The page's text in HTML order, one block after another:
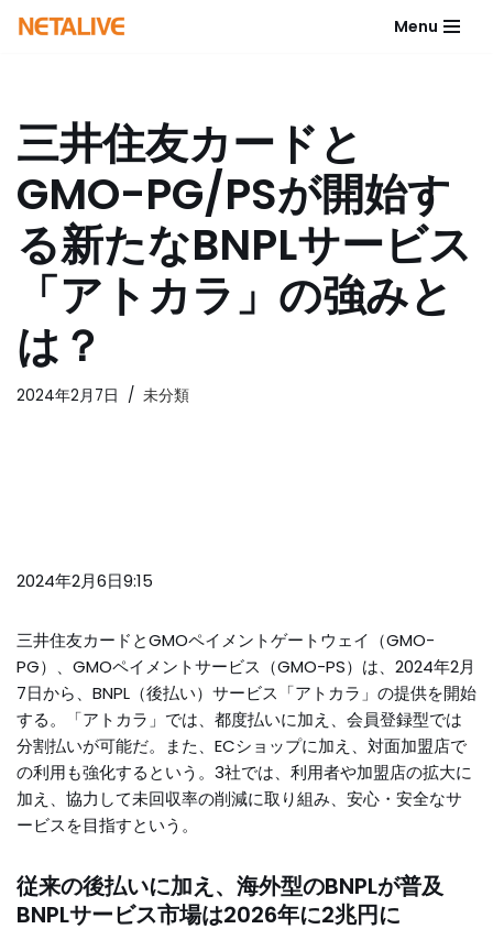
ン
ツ
へ
キ
ッ
Menu
三井住友カードと
GMO-PG/PSが開始す
る新たなBNPLサービス
「アトカラ」の強みと
は？
2024年2月7日 未分類
2024年2月6日9:15
三井住友カードとGMOペイメントゲートウェイ（GMO-
PG）、GMOペイメントサービス（GMO-PS）は、2024年2月
7日から、BNPL（後払い）サービス「アトカラ」の提供を開始
する。「アトカラ」では、都度払いに加え、会員登録型では
分割払いが可能だ。また、ECショップに加え、対面加盟店で
の利用も強化するという。3社では、利用者や加盟店の拡大に
加え、協力して未回収率の削減に取り組み、安心・安全なサ
ービスを目指すという。
従来の後払いに加え、海外型のBNPLが普及
BNPLサービス市場は2026年に2兆円に